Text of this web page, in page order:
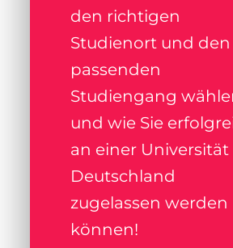
den richtigen
Studienort und den
passenden
Studiengang
und wie Sie
an einer Universität
Deutschland
zugelassen werden
können!